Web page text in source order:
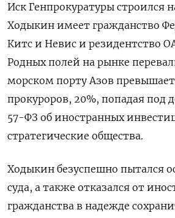
Иск Генпрокуратуры строился
Ходыкин имеет гражданство
Китс и Невис и резидентство
Родных полей на рынке
морском порту Азов
прокуроров, 20%, попадая под
57-ФЗ об иностранных
стратегические общества.
Ходыкин безуспешно пытался
суда, а также отказался от
⁠гражданства в надежде